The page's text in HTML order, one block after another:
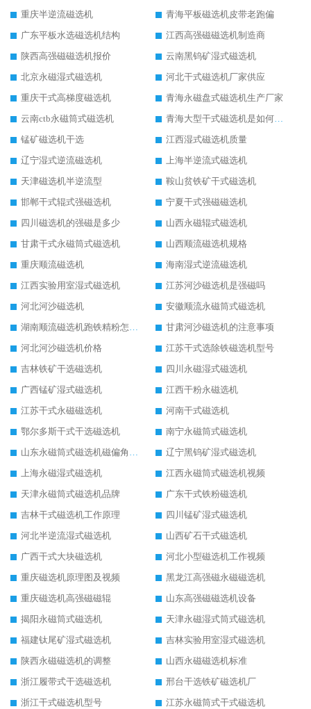
重庆半逆流磁选机
青海平板磁选机皮带老跑偏
广东平板水选磁选机结构
江西高强磁磁选机制造商
陕西高强磁磁选机报价
云南黑钨矿湿式磁选机
北京永磁湿式磁选机
河北干式磁选机厂家供应
重庆干式高梯度磁选机
青海永磁盘式磁选机生产厂家
云南ctb永磁筒式磁选机
青海大型干式磁选机是如何选矿的
锰矿磁选机干选
江西湿式磁选机质量
辽宁湿式逆流磁选机
上海半逆流式磁选机
天津磁选机半逆流型
鞍山贫铁矿干式磁选机
邯郸干式辊式强磁选机
宁夏干式强磁磁选机
四川磁选机的强磁是多少
山西永磁辊式磁选机
甘肃干式永磁筒式磁选机
山西顺流磁选机规格
重庆顺流磁选机
海南湿式逆流磁选机
江西实验用室湿式磁选机
江苏河沙磁选机是强磁吗
河北河沙磁选机
安徽顺流永磁筒式磁选机
湖南顺流磁选机跑铁精粉怎么处理
甘肃河沙磁选机的注意事项
河北河沙磁选机价格
江苏干式选除铁磁选机型号
吉林铁矿干选磁选机
四川永磁湿式磁选机
广西锰矿湿式磁选机
江西干粉永磁选机
江苏干式永磁磁选机
河南干式磁选机
鄂尔多斯干式干选磁选机
南宁永磁筒式磁选机
山东永磁筒式磁选机磁偏角怎么调整
辽宁黑钨矿湿式磁选机
上海永磁湿式磁选机
江西永磁筒式磁选机视频
天津永磁筒式磁选机品牌
广东干式铁粉磁选机
吉林干式磁选机工作原理
四川锰矿湿式磁选机
河北半逆流湿式磁选机
山西矿石干式磁选机
广西干式大块磁选机
河北小型磁选机工作视频
重庆磁选机原理图及视频
黑龙江高强磁永磁磁选机
重庆磁选机高强磁磁辊
山东高强磁磁选机设备
揭阳永磁筒式磁选机
天津永磁湿式筒式磁选机
福建钛尾矿湿式磁选机
吉林实验用室湿式磁选机
陕西永磁磁选机的调整
山西永磁磁选机标准
浙江履带式干选磁选机
邢台干选铁矿磁选机厂
浙江干式磁选机型号
江苏永磁筒式干式磁选机